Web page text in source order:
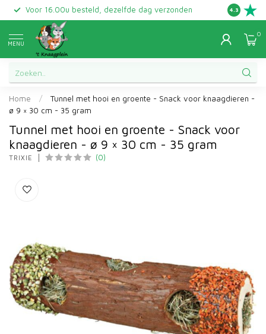
Voor 16.00u besteld, dezelfde dag verzonden Gratis
4.3
MENU
0
Home /
Tunnel met hooi en groente - Snack voor knaagdieren -
ø 9 × 30 cm - 35 gram
Tunnel met hooi en groente - Snack voor
knaagdieren - ø 9 × 30 cm - 35 gram
TRIXIE (0)